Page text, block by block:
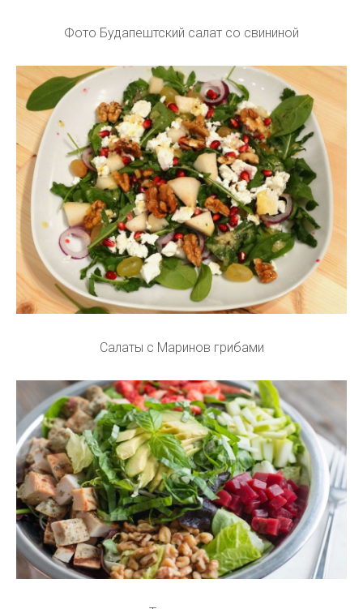
Фото Будапештский салат со свининой
Салаты с Маринов грибами